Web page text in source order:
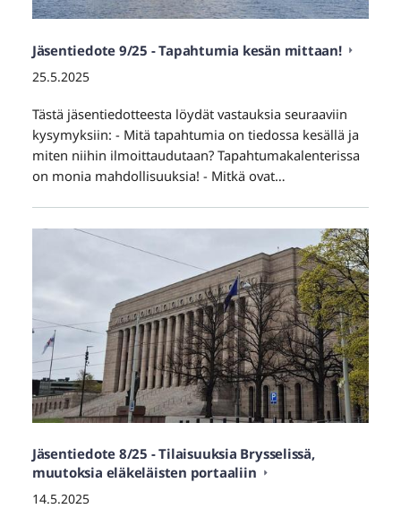
Jäsentiedote 9/25 - Tapahtumia kesän mittaan!
25.5.2025
Tästä jäsentiedotteesta löydät vastauksia seuraaviin
kysymyksiin: - Mitä tapahtumia on tiedossa kesällä ja
miten niihin ilmoittaudutaan? Tapahtumakalenterissa
on monia mahdollisuuksia! - Mitkä ovat…
Jäsentiedote 8/25 - Tilaisuuksia Brysselissä,
muutoksia eläkeläisten portaaliin
14.5.2025